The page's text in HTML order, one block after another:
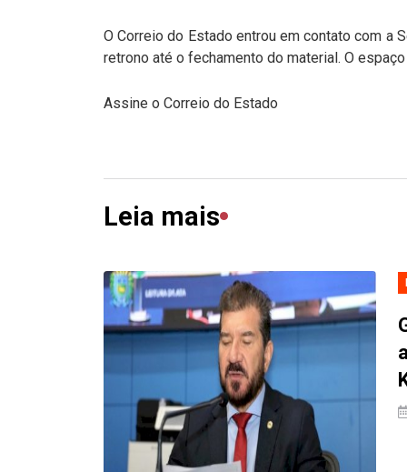
O Correio do Estado entrou em contato com a
retrono até o fechamento do material. O
Assine o Correio do Estado
Leia mais